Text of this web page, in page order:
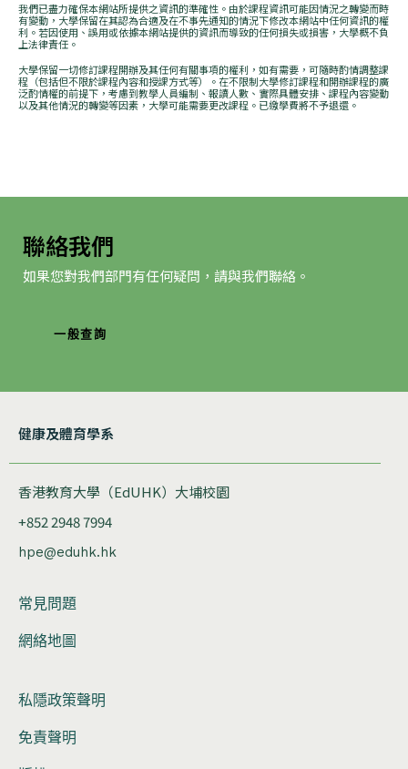
我們已盡力確保本網站所提供之資訊的準確性。由於課程資訊可能因情況之轉變而時
有變動，大學保留在其認為合適及在不事先通知的情況下修改本網站中任何資訊的權
利。若因使用、誤用或依據本網站提供的資訊而導致的任何損失或損害，大學概不負
上法律責任。
大學保留一切修訂課程開辦及其任何有關事項的權利，如有需要，可隨時酌情調整課
程（包括但不限於課程內容和授課方式等）。在不限制大學修訂課程和開辦課程的廣
泛酌情權的前提下，考慮到教學人員編制、報讀人數、實際具體安排、課程內容變動
以及其他情況的轉變等因素，大學可能需要更改課程。已繳學費將不予退還。
聯絡我們
如果您對我們部門有任何疑問，請與我們聯絡。
一般查詢
健康及體育學系
香港教育大學（EdUHK）大埔校園
+852 2948 7994
hpe@eduhk.hk
常見問題
網絡地圖
私隱政策聲明
免責聲明